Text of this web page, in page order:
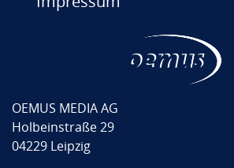
OEMUS MEDIA AG
Holbeinstraße 29
04229 Leipzig